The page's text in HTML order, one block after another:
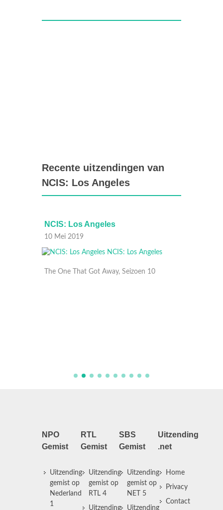
Recente uitzendingen van
NCIS: Los Angeles
NCIS: Los Angeles
10 Mei 2019
The One That Got Away, Seizoen 10
NPO
Gemist
Uitzending
gemist op
Nederland
1
RTL
Gemist
Uitzending
gemist op
RTL 4
Uitzending
SBS
Gemist
Uitzending
gemist op
NET 5
Uitzending
Uitzending
.net
Home
Privacy
Contact